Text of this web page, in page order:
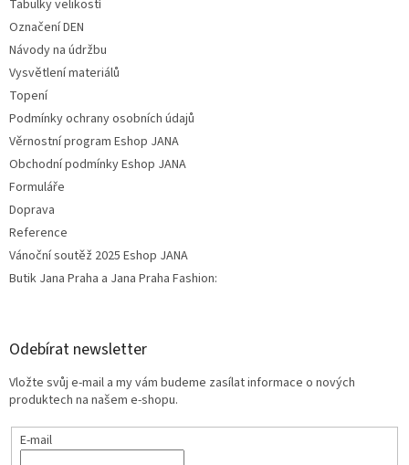
Tabulky velikostí
Označení DEN
Návody na údržbu
Vysvětlení materiálů
Topení
Podmínky ochrany osobních údajů
Věrnostní program Eshop JANA
Obchodní podmínky Eshop JANA
Formuláře
Doprava
Reference
Vánoční soutěž 2025 Eshop JANA
Butik Jana Praha a Jana Praha Fashion:
Odebírat newsletter
Vložte svůj e-mail a my vám budeme zasílat informace o nových
produktech na našem e-shopu.
E-mail